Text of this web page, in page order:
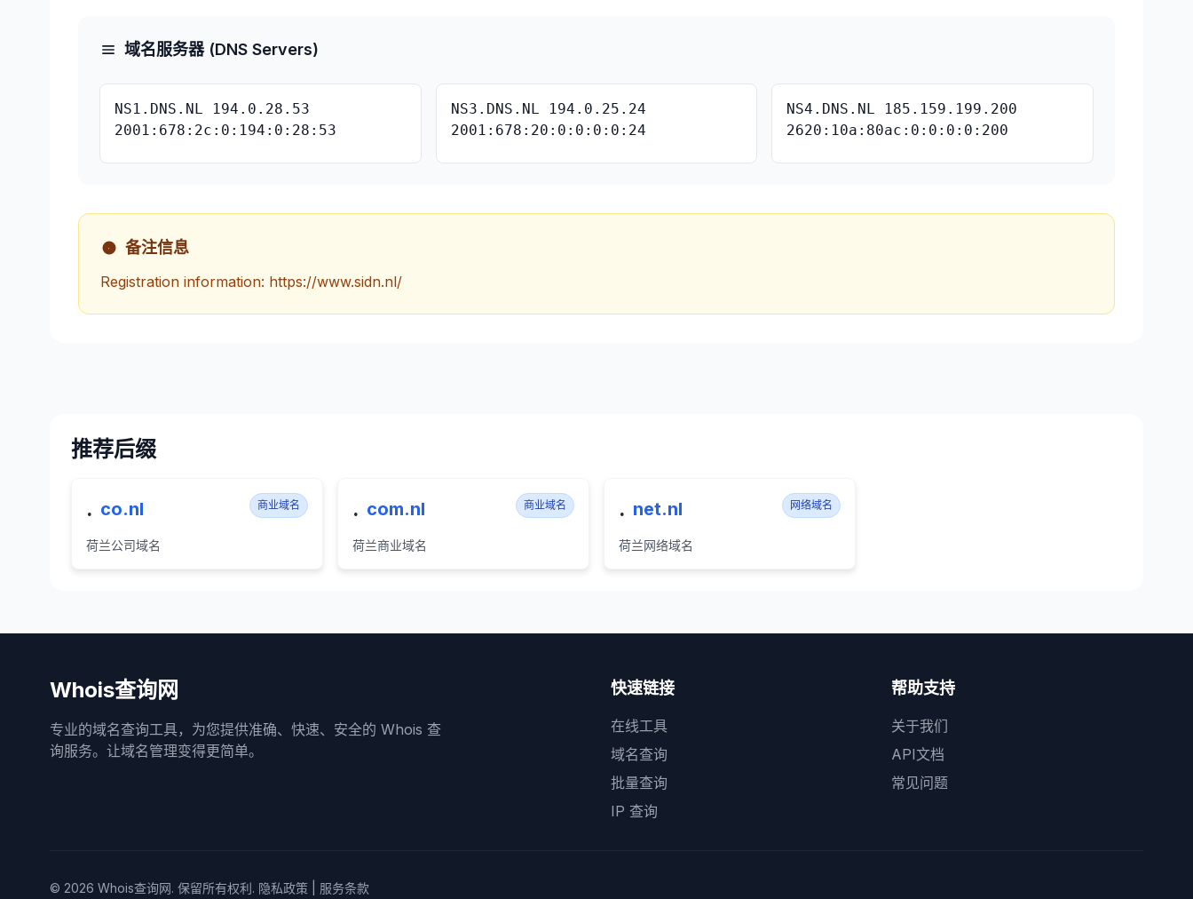
域名服务器 (DNS Servers)
NS1.DNS.NL 194.0.28.53
2001:678:2c:0:194:0:28:53
NS3.DNS.NL 194.0.25.24
2001:678:20:0:0:0:0:24
NS4.DNS.NL 185.159.199.200
2620:10a:80ac:0:0:0:0:200
备注信息
Registration information: https://www.sidn.nl/
推荐后缀
. co.nl 商业域名
荷兰公司域名
. com.nl 商业域名
荷兰商业域名
. net.nl 网络域名
荷兰网络域名
Whois查询网
专业的域名查询工具，为您提供准确、快速、安全的 Whois 查
询服务。让域名管理变得更简单。
快速链接
在线工具
域名查询
批量查询
IP 查询
帮助支持
关于我们
API文档
常见问题
© 2026 Whois查询网. 保留所有权利. 隐私政策 服务条款